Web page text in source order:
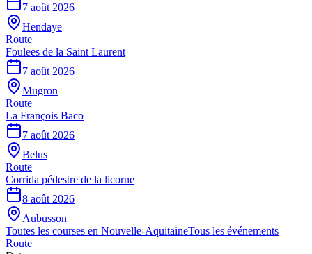
7 août 2026
Hendaye
Route
Foulees de la Saint Laurent
7 août 2026
Mugron
Route
La François Baco
7 août 2026
Belus
Route
Corrida pédestre de la licorne
8 août 2026
Aubusson
Toutes les courses en Nouvelle-AquitaineTous les événements
Route